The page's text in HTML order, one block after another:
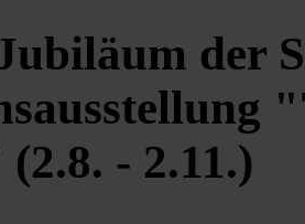
der
- 2.11.)